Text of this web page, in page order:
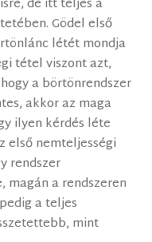
de itt teljes a
Gödel első
létét mondja
tétel viszont azt,
a börtönrendszer
akkor az maga
ilyen kérdés léte
első nemteljességi
rendszer
magán a rendszeren
a teljes
mint